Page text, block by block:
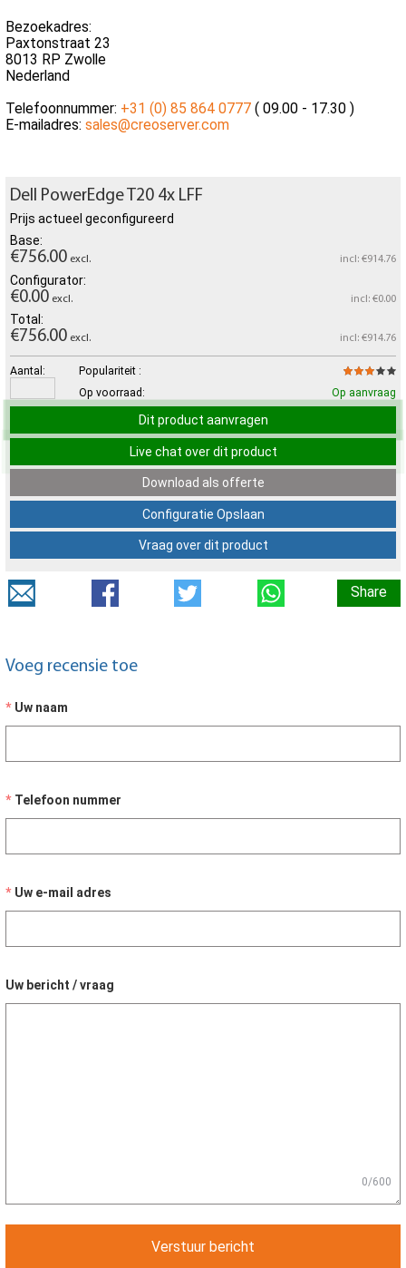
Bezoekadres:
Paxtonstraat 23
8013 RP Zwolle
Nederland
Telefoonnummer: +31 (0) 85 864 0777 ( 09.00 - 17.30 )
E-mailadres: sales@creoserver.com
Dell PowerEdge T20 4x LFF
Prijs actueel geconfigureerd
Base:
€756.00 excl. incl: €914.76
Configurator:
€0.00 excl. incl: €0.00
Total:
€756.00 excl. incl: €914.76
Aantal:
Populariteit :
Op voorraad:
Op aanvraag
Dit product aanvragen
Live chat over dit product
Download als offerte
Configuratie Opslaan
Vraag over dit product
Share
Voeg recensie toe
Uw naam
Telefoon nummer
Uw e-mail adres
Uw bericht / vraag
0/600
Verstuur bericht